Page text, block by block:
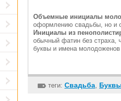
Объемные инициалы
оформлению свадьбы, но и
Инициалы из
обычный фатин без страха,
буквы и имена
теги: Свадьба